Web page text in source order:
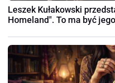
Leszek Kułakowski
Homeland". To ma być